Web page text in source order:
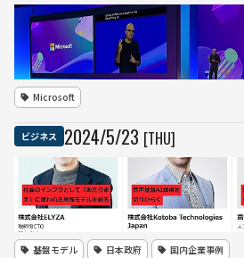
Microsoft
ビジネス 2024/5/23 [THU]
基盤モデル 日本政府 国内企業事例